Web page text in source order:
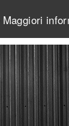
Maggiori